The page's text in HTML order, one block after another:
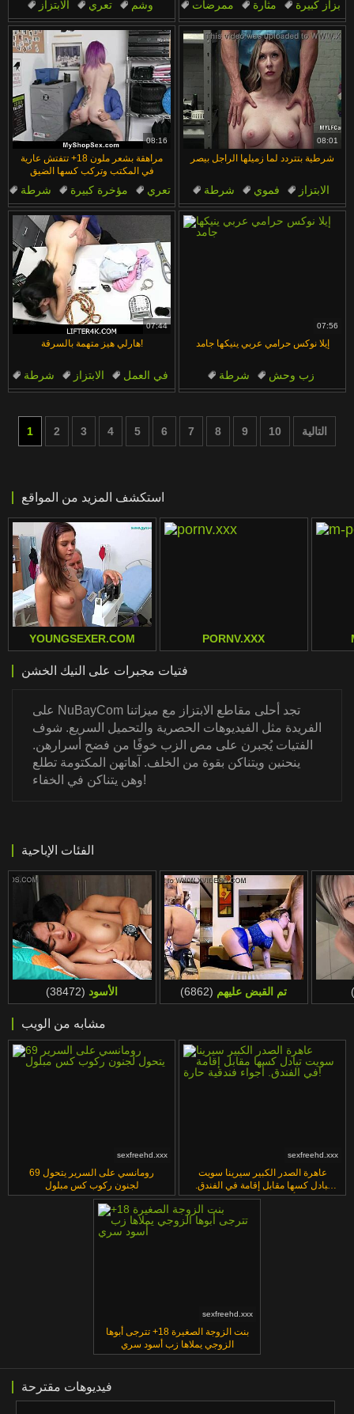
الابتزاز تعري
وشم
أسلوب بديل
شقراء
ممرضات مثارة
بزاز كبيرة
الفارسة
نيك
08:16
مراهقة بشعر ملون 18+ تتفتش عارية
في المكتب وتركب كسها الضيق
شرطة مؤخرة كبيرة
تعري
في العمل
الابتزاز
08:01
شرطية بتتردد لما زميلها الراجل بيصر
شرطة فموي
الابتزاز
في العمل
مكتب
07:44
هارلي هيز متهمة بالسرقة!
شرطة الابتزاز
في العمل
مراهقات
لص
07:56
إيلا نوكس حرامي عربي ينيكها جامد
شرطة
زب وحش
منظور شخصي
في العمل
1
2 3 4 5 6 7 8 9 10 التالية
استكشف المزيد من المواقع
YOUNGSEXER.COM PORNV.XXX
فتيات مجبرات على النيك الخشن
على NuBayCom تجد أحلى مقاطع الابتزاز مع ميزاتنا
الفريدة مثل الفيديوهات الحصرية والتحميل السريع. شوف
الفتيات يُجبرن على مص الزب خوفًا من فضح أسرارهن.
ينحنين ويتناكن بقوة من الخلف. آهاتهن المكتومة تطلع
وهن يتناكن في الخفاء!
الفئات الإباحية
الأسود (38472) تم القبض عليهم (6862)
مشابه من الويب
sexfreehd.xxx
69 رومانسي على السرير يتحول
لجنون ركوب كس مبلول
sexfreehd.xxx
عاهرة الصدر الكبير سيرينا سويت
تبادل كسها مقابل إقامة في الفندق.
أجواء فندقية حارة!
sexfreehd.xxx
بنت الزوجة الصغيرة 18+ تترجى أبوها
الزوجي يملاها زب أسود سري
فيديوهات مقترحة